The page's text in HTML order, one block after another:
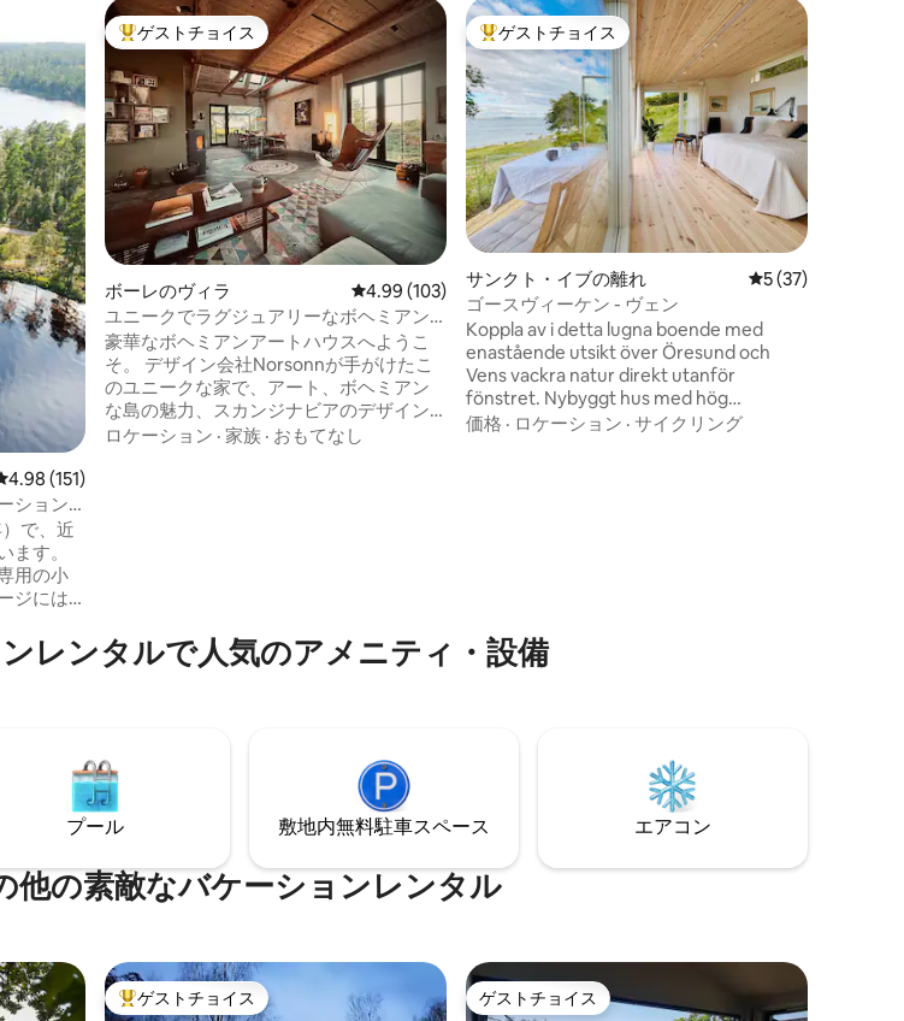
ビュー151件、5つ星中4.98つ星の平均評価
4.98 (151)
ション
す！で、近
ます。
用の小
ジには
いま
ドル付
立公
戻る」
大好評のゲストチョイスです。
ゲストチョイス
ボーレのヴィラ レビュー103件、5つ星中4.99つ星の平均評価
4.99 (103)
ユニークでラグジュアリーなボヘミアン
スタイルでの旅
豪華なボヘミアンアートハウスへようこ
そ。 デザイン会社Norsonnが手がけたこ
のユニークな家で、アート、ボヘミアン
な島の魅力、スカンジナビアのデザイン
が完璧に融合していることを体験してく
楽しみいただけます。
ロケーション · 家族 · おもてなし
大好評のゲストチョイスです。
ゲストチョイス
サンクト・イブの離れ レビュー37件、5
5 (37)
ゴースヴィーケン - ヴェン
Koppla av i detta lugna boende med
enastående utsikt över Öresund och
Vens vackra natur direkt utanför
fönstret. Nybyggt hus med hög
standard. Njut av ett morgondopp vid
価格 · ロケーション · サイクリング
レンタルで人気のアメニティ・設備
プール 敷地内無料駐⁠車ス⁠ペ⁠ー⁠ス エアコン
他の素敵なバケーションレンタル
大好評のゲストチョイスです。
ゲストチョイス ゲストチョイス
ゲストチョイス